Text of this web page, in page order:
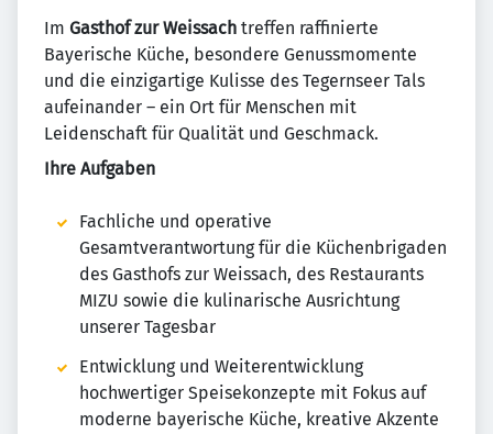
Im Gasthof zur Weissach treffen raffinierte
Bayerische Küche, besondere Genussmomente
und die einzigartige Kulisse des Tegernseer Tals
aufeinander – ein Ort für Menschen mit
Leidenschaft für Qualität und Geschmack.
Ihre Aufgaben
Fachliche und operative
Gesamtverantwortung für die Küchenbrigaden
des Gasthofs zur Weissach, des Restaurants
MIZU sowie die kulinarische Ausrichtung
unserer Tagesbar
Entwicklung und Weiterentwicklung
hochwertiger Speisekonzepte mit Fokus auf
moderne bayerische Küche, kreative Akzente